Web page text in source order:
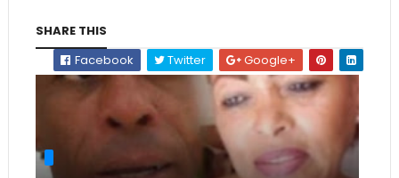
SHARE THIS
Facebook
Twitter Google+